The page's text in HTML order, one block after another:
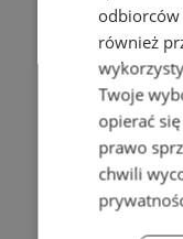
odbiorców
również
Twoje
opierać
prawo
chwili